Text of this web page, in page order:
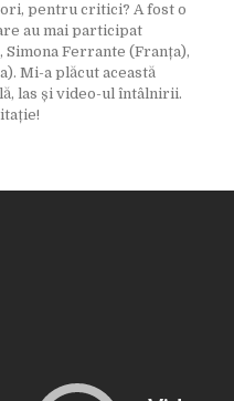
pentru critici? A fost o
au mai participat
Ferrante (Franța),
Mi-a plăcut această
las și video-ul întâlnirii.